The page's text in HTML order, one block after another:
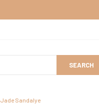
Jade Sandalye